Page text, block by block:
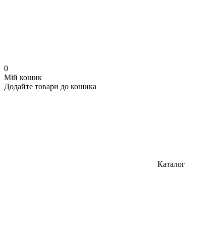
0
Мій кошик
Додайте товари до кошика
Каталог